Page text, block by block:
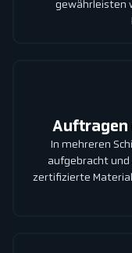
gewährleisten
Auftragen
In mehreren
aufgebracht
zertifizierte